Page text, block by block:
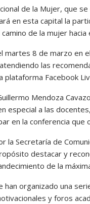
de la Mujer, que
en esta capital la
de la mujer hacia
martes 8 de marzo en
las
Facebook
Mendoza
especial a las
en la conferencia
la Secretaría de
destacar y
de la
han organizado una
y foros